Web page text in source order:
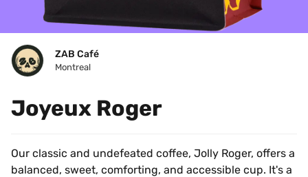
ZAB Café
Montreal
Joyeux Roger
Our classic and undefeated coffee, Jolly Roger, offers a
balanced, sweet, comforting, and accessible cup. It's a